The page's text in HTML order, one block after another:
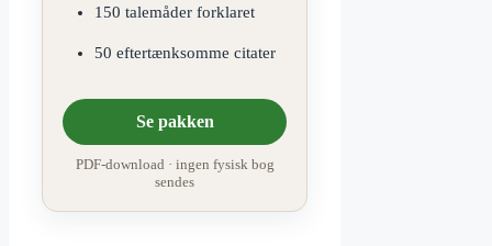
150 talemåder forklaret
50 eftertænksomme citater
Se pakken
PDF-download · ingen fysisk bog
sendes